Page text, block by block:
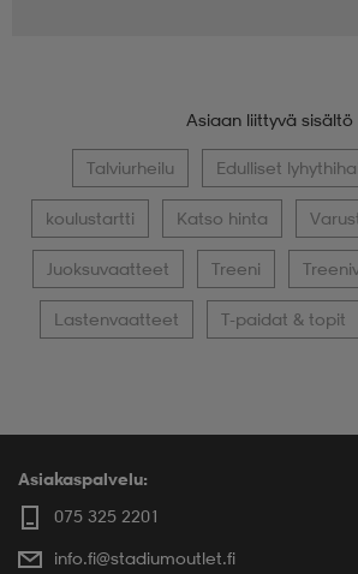
Asiaan liittyvä sisältö
Talviurheilu Edulliset
koulustartti Katso hinta
Juoksuvaatteet Treeni
Lastenvaatteet T-paidat & topit
Asiakaspalvelu:
075 325 2201
info.fi@stadiumoutlet.fi